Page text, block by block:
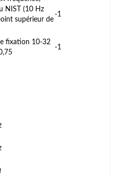
NIST (10 Hz
supérieur de
-1
fixation 10-32
-1